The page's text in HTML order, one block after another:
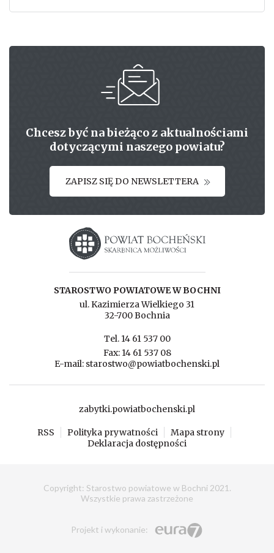
Chcesz być na bieżąco z aktualnościami
dotyczącymi naszego powiatu?
ZAPISZ SIĘ DO NEWSLETTERA
Starostwo powiatowe w Bochni
STAROSTWO POWIATOWE W BOCHNI
ul. Kazimierza Wielkiego 31
32-700 Bochnia
Tel. 14 61 537 00
Fax: 14 61 537 08
E-mail: starostwo@powiatbochenski.pl
zabytki.powiatbochenski.pl
RSS Polityka prywatności
Mapa strony
Deklaracja dostępności
Copyright: Starostwo powiatowe w Bochni 2021.
Wszystkie prawa zastrzeżone
Projekt i wykonanie: Eura7 Sp. z o.o.